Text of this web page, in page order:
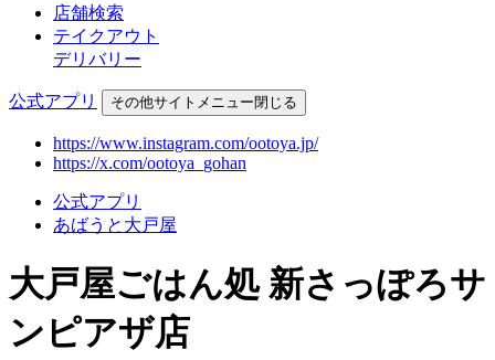
店舗検索
テイクアウト
デリバリー
公式アプリ その他サイトメニュー閉じる
https://www.instagram.com/ootoya.jp/
https://x.com/ootoya_gohan
公式アプリ
あばうと大戸屋
大戸屋ごはん処 新さっぽろサ
ンピアザ店